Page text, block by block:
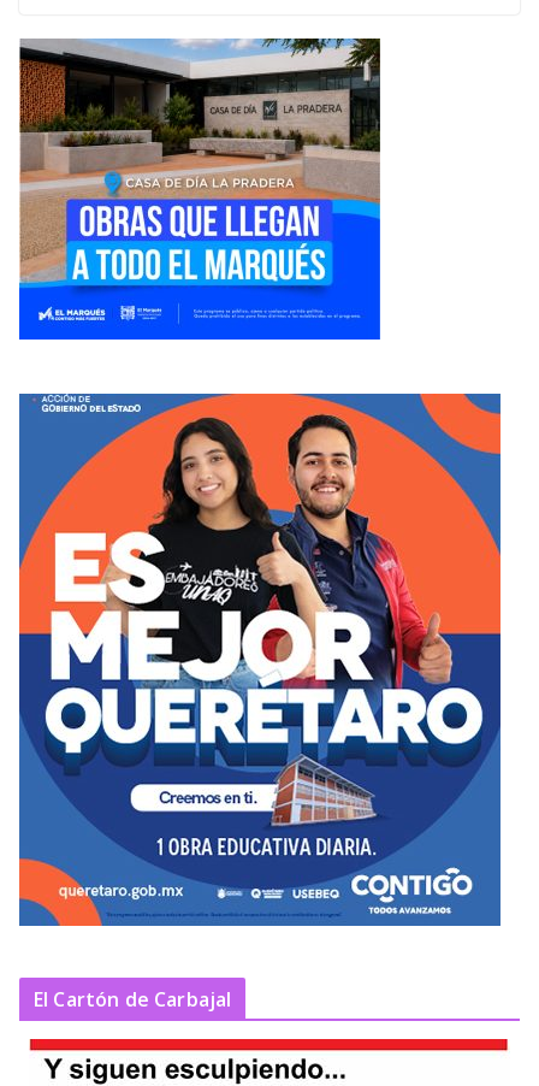
El Cartón de Carbajal